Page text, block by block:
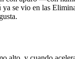
se vio en las